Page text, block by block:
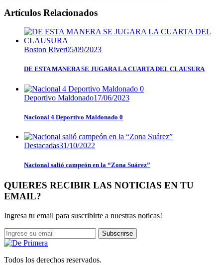
Artículos Relacionados
Boston River05/09/2023
DE ESTA MANERA SE JUGARA LA CUARTA DEL CLAUSURA
Deportivo Maldonado17/06/2023
Nacional 4 Deportivo Maldonado 0
Destacadas31/10/2022
Nacional salió campeón en la “Zona Suárez”
QUIERES RECIBIR LAS NOTICIAS EN TU
EMAIL?
Ingresa tu email para suscribirte a nuestras noticas!
Subscrirse
Todos los derechos reservados.